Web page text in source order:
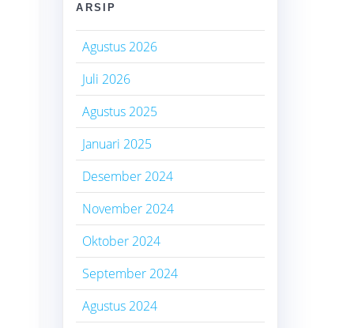
ARSIP
Agustus 2026
Juli 2026
Agustus 2025
Januari 2025
Desember 2024
November 2024
Oktober 2024
September 2024
Agustus 2024